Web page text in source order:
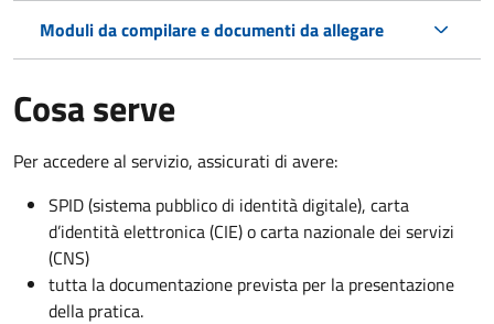
Moduli da compilare e documenti da allegare
Cosa serve
Per accedere al servizio, assicurati di avere:
SPID (sistema pubblico di identità digitale), carta
d’identità elettronica (CIE) o carta nazionale dei servizi
(CNS)
tutta la documentazione prevista per la presentazione
della pratica.